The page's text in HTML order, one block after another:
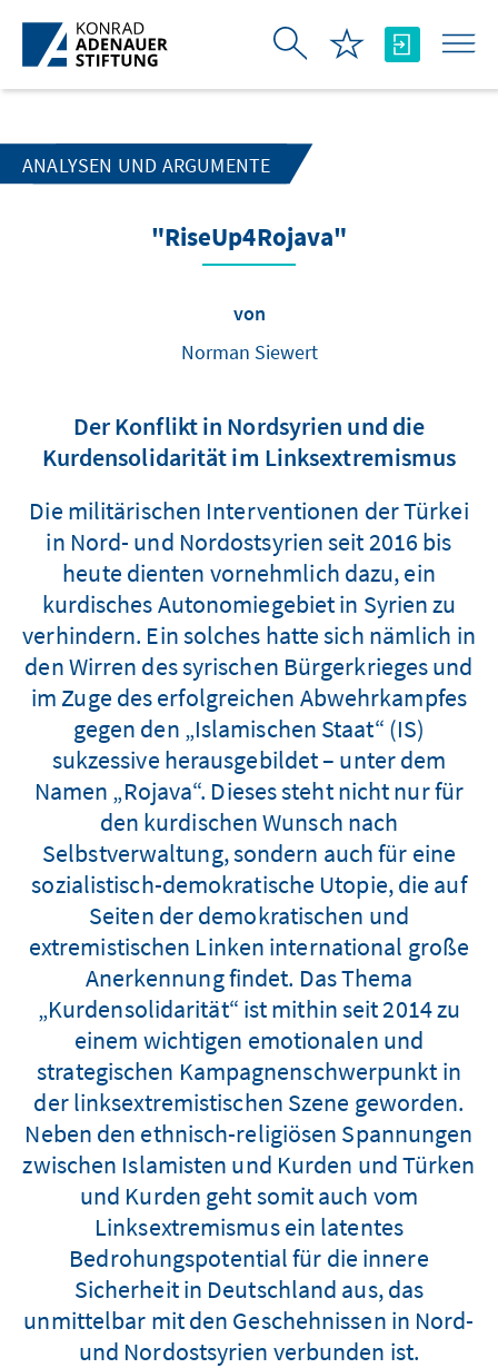
Zum Hauptinhalt springen
ANALYSEN UND ARGUMENTE
"RiseUp4Rojava"
von
Norman Siewert
Der Konflikt in Nordsyrien und die
Kurdensolidarität im Linksextremismus
Die militärischen Interventionen der Türkei
in Nord- und Nordostsyrien seit 2016 bis
heute dienten vornehmlich dazu, ein
kurdisches Autonomiegebiet in Syrien zu
verhindern. Ein solches hatte sich nämlich in
den Wirren des syrischen Bürgerkrieges und
im Zuge des erfolgreichen Abwehrkampfes
gegen den „Islamischen Staat“ (IS)
sukzessive herausgebildet – unter dem
Namen „Rojava“. Dieses steht nicht nur für
den kurdischen Wunsch nach
Selbstverwaltung, sondern auch für eine
sozialistisch-demokratische Utopie, die auf
Seiten der demokratischen und
extremistischen Linken international große
Anerkennung findet. Das Thema
„Kurdensolidarität“ ist mithin seit 2014 zu
einem wichtigen emotionalen und
strategischen Kampagnenschwerpunkt in
der linksextremistischen Szene geworden.
Neben den ethnisch-religiösen Spannungen
zwischen Islamisten und Kurden und Türken
und Kurden geht somit auch vom
Linksextremismus ein latentes
Bedrohungspotential für die innere
Sicherheit in Deutschland aus, das
unmittelbar mit den Geschehnissen in Nord-
und Nordostsyrien verbunden ist.